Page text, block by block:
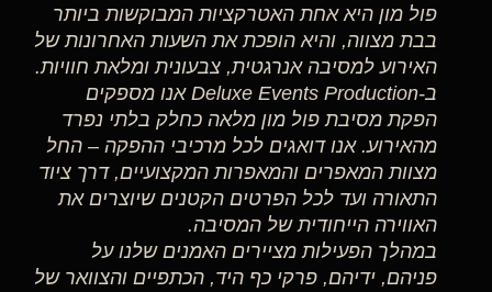
פול מון היא אחת האטרקציות המבוקשות ביותר
בבת מצווה, והיא הופכת את השעות האחרונות של
האירוע למסיבה אנרגטית, צבעונית ומלאת חוויות.
ב-Deluxe Events Production אנו מספקים
הפקת מסיבת פול מון מלאה כחלק בלתי נפרד
מהאירוע. אנו דואגים לכל מרכיבי ההפקה – החל
מצוות המאפרים והמאפרות המקצועיים, דרך ציוד
התאורה ועד לכל הפרטים הקטנים שיוצרים את
האווירה הייחודית של המסיבה.
במהלך הפעילות מציירים האמנים שלנו על
פניהם, ידיהם, פרקי כף היד, הכתפיים והצוואר של